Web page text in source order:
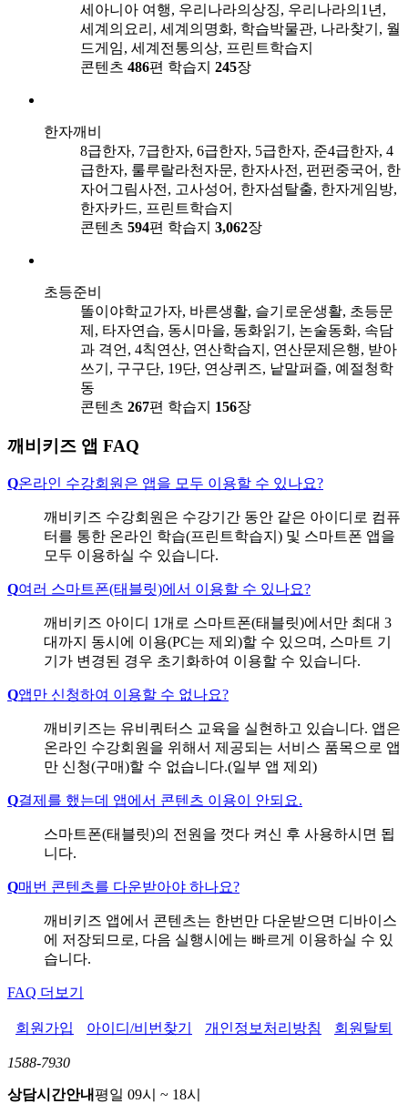
세아니아 여행, 우리나라의상징, 우리나라의1년,
세계의요리, 세계의명화, 학습박물관, 나라찾기, 월
드게임, 세계전통의상, 프린트학습지
콘텐츠 486편 학습지 245장
한자깨비
8급한자, 7급한자, 6급한자, 5급한자, 준4급한자, 4
급한자, 룰루랄라천자문, 한자사전, 펀펀중국어, 한
자어그림사전, 고사성어, 한자섬탈출, 한자게임방,
한자카드, 프린트학습지
콘텐츠 594편 학습지 3,062장
초등준비
똘이야학교가자, 바른생활, 슬기로운생활, 초등문
제, 타자연습, 동시마을, 동화읽기, 논술동화, 속담
과 격언, 4칙연산, 연산학습지, 연산문제은행, 받아
쓰기, 구구단, 19단, 연상퀴즈, 낱말퍼즐, 예절청학
동
콘텐츠 267편 학습지 156장
깨비키즈 앱 FAQ
Q온라인 수강회원은 앱을 모두 이용할 수 있나요?
깨비키즈 수강회원은 수강기간 동안 같은 아이디로 컴퓨
터를 통한 온라인 학습(프린트학습지) 및 스마트폰 앱을
모두 이용하실 수 있습니다.
Q여러 스마트폰(태블릿)에서 이용할 수 있나요?
깨비키즈 아이디 1개로 스마트폰(태블릿)에서만 최대 3
대까지 동시에 이용(PC는 제외)할 수 있으며, 스마트 기
기가 변경된 경우 초기화하여 이용할 수 있습니다.
Q앱만 신청하여 이용할 수 없나요?
깨비키즈는 유비쿼터스 교육을 실현하고 있습니다. 앱은
온라인 수강회원을 위해서 제공되는 서비스 품목으로 앱
만 신청(구매)할 수 없습니다.(일부 앱 제외)
Q결제를 했는데 앱에서 콘텐츠 이용이 안되요.
스마트폰(태블릿)의 전원을 껏다 켜신 후 사용하시면 됩
니다.
Q매번 콘텐츠를 다운받아야 하나요?
깨비키즈 앱에서 콘텐츠는 한번만 다운받으면 디바이스
에 저장되므로, 다음 실행시에는 빠르게 이용하실 수 있
습니다.
FAQ 더보기
회원가입 아이디/비번찾기 개인정보처리방침 회원탈퇴
1588-7930
상담시간안내평일 09시 ~ 18시